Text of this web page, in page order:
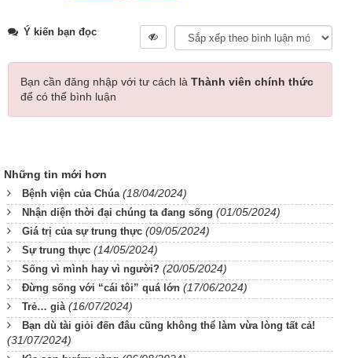
Ý kiến bạn đọc
Bạn cần đăng nhập với tư cách là Thành viên chính thức
để có thể bình luận
Những tin mới hơn
Bệnh viện của Chúa (18/04/2024)
Nhận diện thời đại chúng ta đang sống (01/05/2024)
Giá trị của sự trung thực (09/05/2024)
Sự trung thực (14/05/2024)
Sống vì mình hay vì người? (20/05/2024)
Đừng sống với “cái tôi” quá lớn (17/06/2024)
Trẻ… già (16/07/2024)
Bạn dù tài giỏi đến đâu cũng không thể làm vừa lòng tất cả!
(31/07/2024)